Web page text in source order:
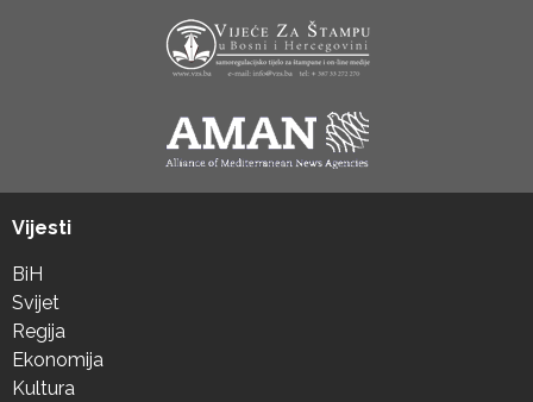
Vijesti
BiH
Svijet
Regija
Ekonomija
Kultura